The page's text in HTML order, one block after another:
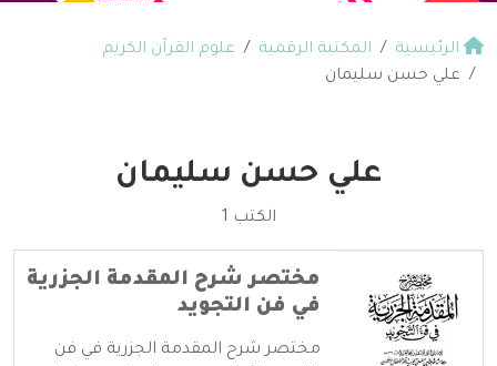
الرئيسية المكتبة الرقمية
علوم القرآن الكريم
علي حسن سليمان
علي حسن سليمان
الكتب 1
مختصر شرح المقدمة الجزرية
في فن التجويد
مختصر شرح المقدمة الجزرية في فن